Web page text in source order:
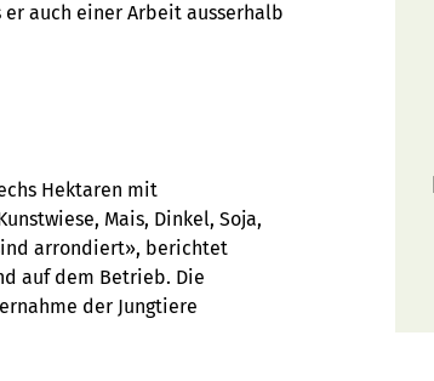
er auch einer Arbeit ausserhalb
Hektaren mit
Mais, Dinkel, Soja,
arrondiert», berichtet
auf dem Betrieb. Die
der Jungtiere